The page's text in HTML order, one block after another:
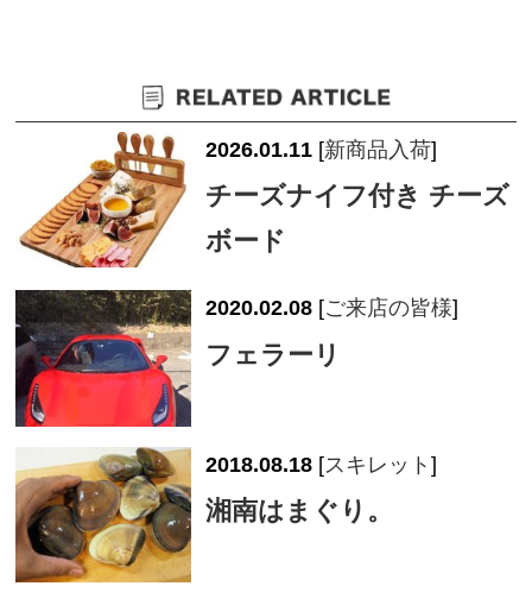
2026.01.11 [新商品入荷]
チーズナイフ付き チーズ
ボード
2020.02.08 [ご来店の皆様]
フェラーリ
2018.08.18 [スキレット]
湘南はまぐり。